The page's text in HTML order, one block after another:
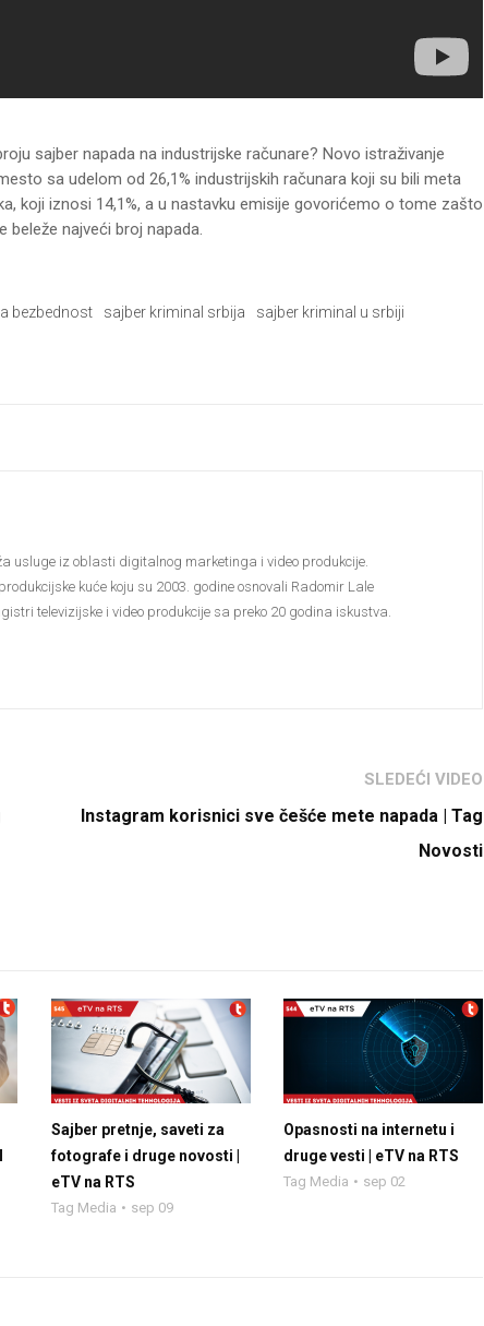
sajber napada na industrijske računare? Novo istraživanje
sa udelom od 26,1% industrijskih računara koji su bili meta
koji iznosi 14,1%, a u nastavku emisije govorićemo o tome zašto
beleže najveći broj napada.
bezbednost sajber kriminal srbija sajber kriminal u srbiji
usluge iz oblasti digitalnog marketinga i video produkcije.
kuće koju su 2003. godine osnovali Radomir Lale
televizijske i video produkcije sa preko 20 godina iskustva.
SLEDEĆI VIDEO
Instagram korisnici sve češće mete napada | Tag
Novosti
Sajber pretnje, saveti za
fotografe i druge novosti |
eTV na RTS
Tag Media sep 09
Opasnosti na internetu i
druge vesti | eTV na RTS
Tag Media sep 02